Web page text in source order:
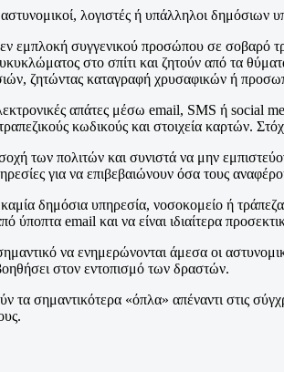
λογιστές ή υπάλληλοι
εμπλοκή συγγενικού προσώπου σε σοβαρό
στο σπίτι και ζητούν από τα
ζητώντας καταγραφή χρυσαφικών ή
απάτες μέσω email, SMS ή social
κωδικούς και στοιχεία καρτών.
των πολιτών και συνιστά να μην
για να επιβεβαιώνουν όσα τους
δημόσια υπηρεσία, νοσοκομείο ή
email και να είναι ιδιαίτερα
να ενημερώνονται άμεσα οι
στον εντοπισμό των δραστών.
σημαντικότερα «όπλα» απέναντι στις